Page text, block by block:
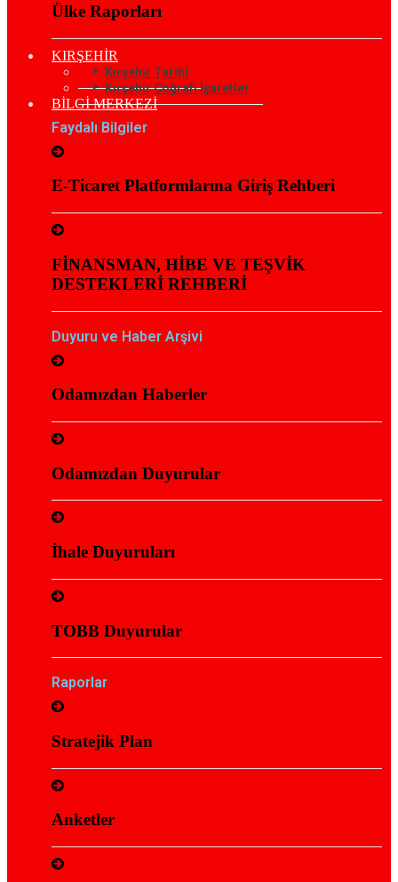
Ülke Raporları
KIRŞEHİR
Kırşehir Tarihi
Kırşehir Coğrafi İşaretler
BİLGİ MERKEZİ
Faydalı Bilgiler
E-Ticaret Platformlarına Giriş Rehberi
FİNANSMAN, HİBE VE TEŞVİK
DESTEKLERİ REHBERİ
Duyuru ve Haber Arşivi
Odamızdan Haberler
Odamızdan Duyurular
İhale Duyuruları
TOBB Duyurular
Raporlar
Stratejik Plan
Anketler